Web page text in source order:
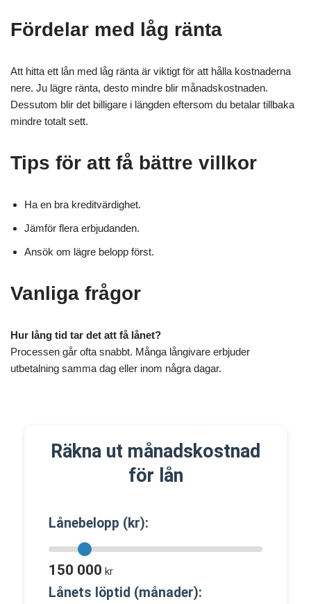
Fördelar med låg ränta
Att hitta ett lån med låg ränta är viktigt för att hålla kostnaderna
nere. Ju lägre ränta, desto mindre blir månadskostnaden.
Dessutom blir det billigare i längden eftersom du betalar tillbaka
mindre totalt sett.
Tips för att få bättre villkor
Ha en bra kreditvärdighet.
Jämför flera erbjudanden.
Ansök om lägre belopp först.
Vanliga frågor
Hur lång tid tar det att få lånet?
Processen går ofta snabbt. Många långivare erbjuder
utbetalning samma dag eller inom några dagar.
Räkna ut månadskostnad
för lån
Lånebelopp (kr):
150 000 kr
Lånets löptid (månader):